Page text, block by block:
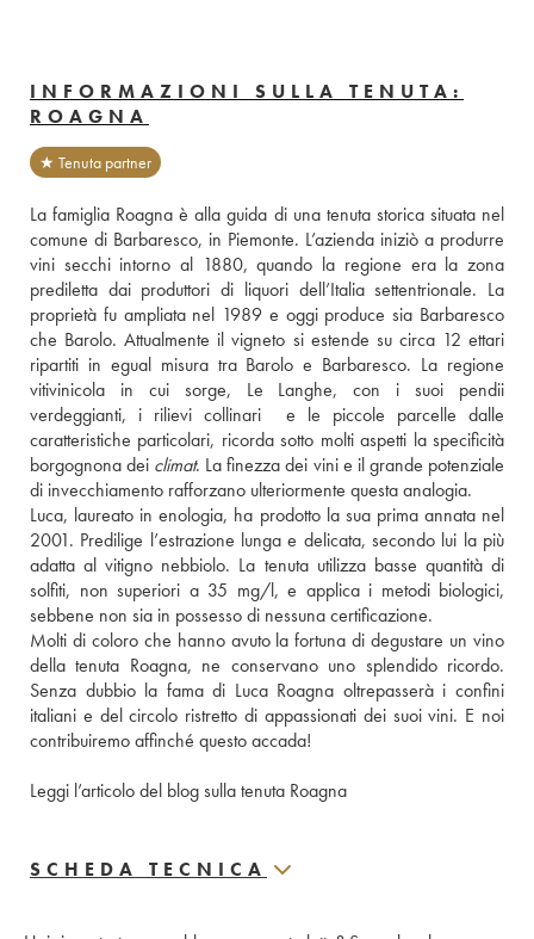
INFORMAZIONI SULLA TENUTA:
ROAGNA
★ Tenuta partner
La famiglia Roagna è alla guida di una tenuta storica situata nel
comune di Barbaresco, in Piemonte. L’azienda iniziò a produrre
vini secchi intorno al 1880, quando la regione era la zona
prediletta dai produttori di liquori dell’Italia settentrionale. La
proprietà fu ampliata nel 1989 e oggi produce sia Barbaresco
che Barolo. Attualmente il vigneto si estende su circa 12 ettari
ripartiti in egual misura tra Barolo e Barbaresco. La regione
vitivinicola in cui sorge, Le Langhe, con i suoi pendii
verdeggianti, i rilievi collinari  e le piccole parcelle dalle
caratteristiche particolari, ricorda sotto molti aspetti la specificità
borgognona dei climat. La finezza dei vini e il grande potenziale
di invecchiamento rafforzano ulteriormente questa analogia.
Luca, laureato in enologia, ha prodotto la sua prima annata nel
2001. Predilige l’estrazione lunga e delicata, secondo lui la più
adatta al vitigno nebbiolo. La tenuta utilizza basse quantità di
solfiti, non superiori a 35 mg/l, e applica i metodi biologici,
sebbene non sia in possesso di nessuna certificazione.
Molti di coloro che hanno avuto la fortuna di degustare un vino
della tenuta Roagna, ne conservano uno splendido ricordo.
Senza dubbio la fama di Luca Roagna oltrepasserà i confini
italiani e del circolo ristretto di appassionati dei suoi vini. E noi
contribuiremo affinché questo accada!
Leggi l’articolo del blog sulla tenuta Roagna
SCHEDA TECNICA